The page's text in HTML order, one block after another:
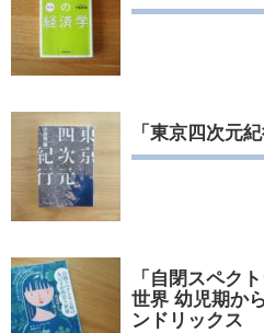
「東京四次元
「自閉スペク
世界 幼児期か
ンドリックス